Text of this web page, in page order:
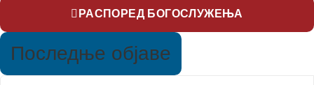
РАСПОРЕД БОГОСЛУЖЕЊА
Последње објаве